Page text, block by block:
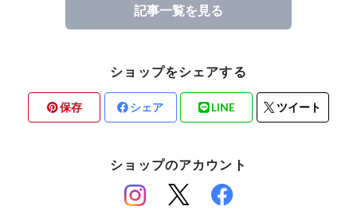
記事一覧を見る
ショップをシェアする
保存 シェア LINE ツイート
ショップのアカウント